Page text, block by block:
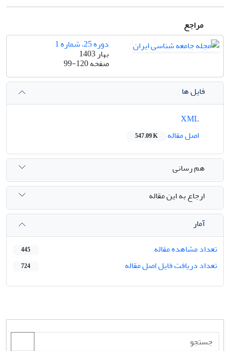
مراجع
دوره 25، شماره 1
بهار 1403
صفحه99-120
فایل ها
اصل مقاله
547.09 K
هم رسانی
ارجاع به این مقاله
آمار
تعداد مشاهده مقاله
445
تعداد دریافت فایل اصل مقاله 724